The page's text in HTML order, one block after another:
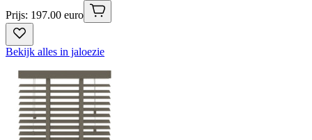
Prijs: 197.00 euro
Bekijk alles in jaloezie